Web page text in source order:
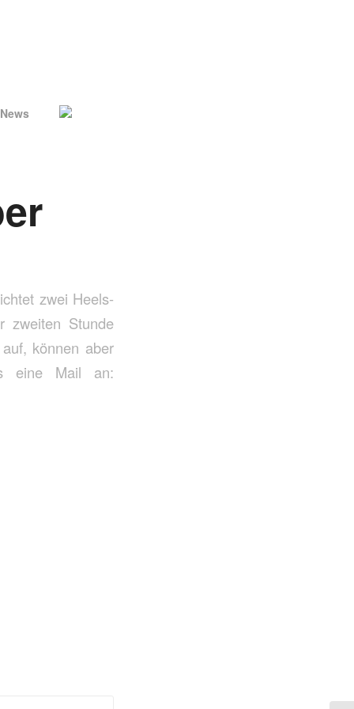
News
zwei Heels-
zweiten Stunde
können aber
eine Mail an: